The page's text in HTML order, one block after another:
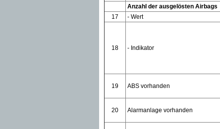
Anzahl der ausgelösten Airbags
17
- Wert
18 - Indikator
19 ABS vorhanden
20 Alarmanlage vorhanden